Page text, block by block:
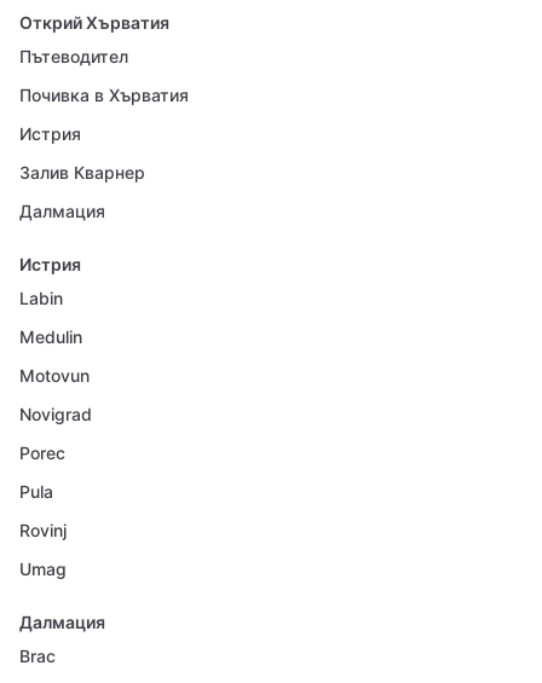
Открий Хърватия
Пътеводител
Почивка в Хърватия
Истрия
Залив Кварнер
Далмация
Истрия
Labin
Medulin
Motovun
Novigrad
Porec
Pula
Rovinj
Umag
Далмация
Brac